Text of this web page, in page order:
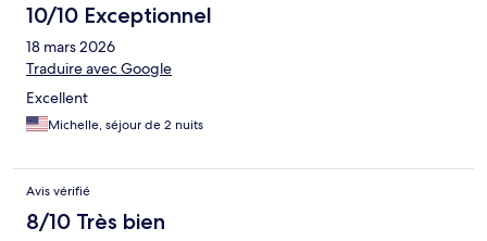
10/10 Exceptionnel
18 mars 2026
Traduire avec Google
Excellent
Michelle, séjour de 2 nuits
Avis vérifié
8/10 Très bien